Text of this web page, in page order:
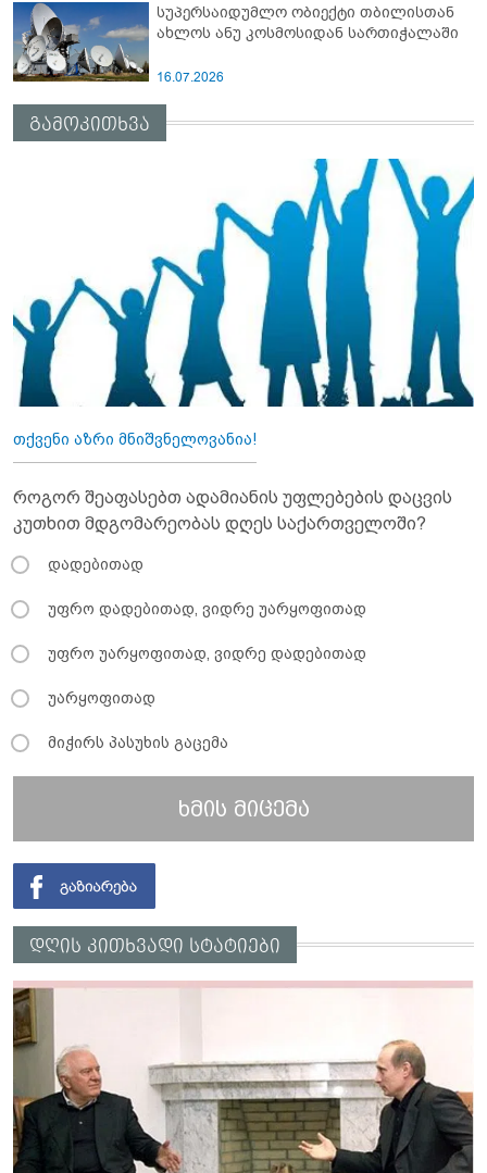
სუპერსაიდუმლო ობიექტი თბილისთან
ახლოს ანუ კოსმოსიდან სართიჭალაში
16.07.2026
გამოკითხვა
თქვენი აზრი მნიშვნელოვანია!
როგორ შეაფასებთ ადამიანის უფლებების დაცვის
კუთხით მდგომარეობას დღეს საქართველოში?
დადებითად
უფრო დადებითად, ვიდრე უარყოფითად
უფრო უარყოფითად, ვიდრე დადებითად
უარყოფითად
მიჭირს პასუხის გაცემა
ხმის მიცემა
დღის კითხვადი სტატიები